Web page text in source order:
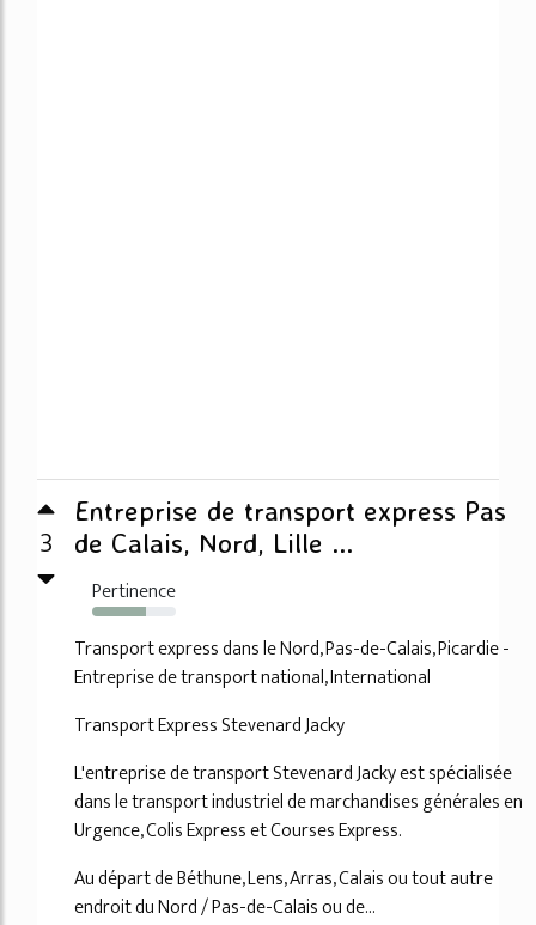
3
Entreprise de transport express Pas
de Calais, Nord, Lille ...
Pertinence
64%
Transport express dans le Nord, Pas-de-Calais, Picardie -
Entreprise de transport national, International
Transport Express Stevenard Jacky
L'entreprise de transport Stevenard Jacky est spécialisée
dans le transport industriel de marchandises générales en
Urgence, Colis Express et Courses Express.
Au départ de Béthune, Lens, Arras, Calais ou tout autre
endroit du Nord / Pas-de-Calais ou de...